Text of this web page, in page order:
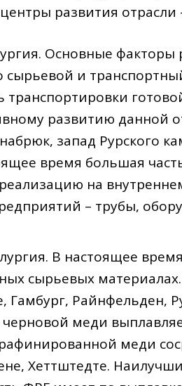
развития
Основные
сырьевой и
транспортировки
развитию данной
запад Рурского
время большая
на
– трубы,
В настоящее
сырьевых
Гамбург,
меди
меди
Хеттштедте.